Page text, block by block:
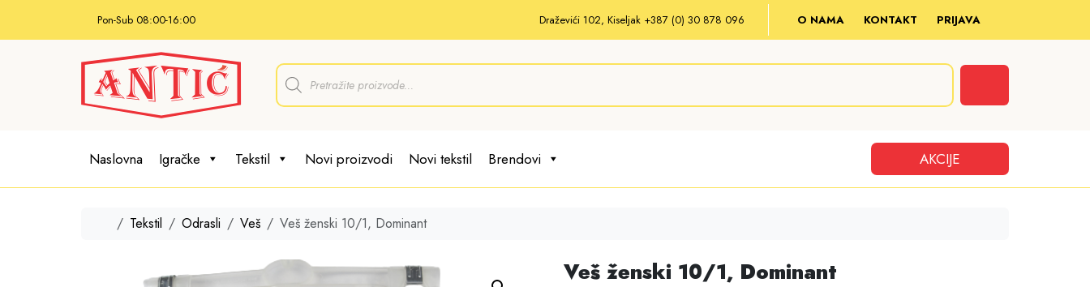
Pon-Sub 08:00-16:00 Draževići 102, Kiseljak +387 (0) 30 878 096 O NAMA KONTAKT PRIJAVA
P
d
s
e
c
Naslovna Igračke Tekstil Novi proizvodi Novi tekstil AKCIJE
Brendovi
HomeTekstil Odrasli Veš Veš ženski 10/1, Dominant
Veš ženski 10/1, Dominant